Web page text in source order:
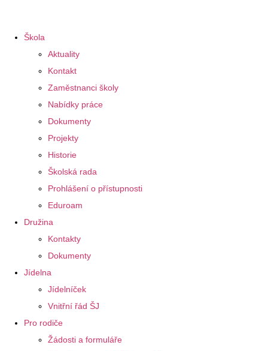
Škola
Aktuality
Kontakt
Zaměstnanci školy
Nabídky práce
Dokumenty
Projekty
Historie
Školská rada
Prohlášení o přístupnosti
Eduroam
Družina
Kontakty
Dokumenty
Jídelna
Jídelníček
Vnitřní řád ŠJ
Pro rodiče
Žádosti a formuláře